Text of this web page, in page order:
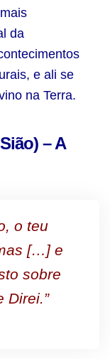
da
e ali se
na Terra.
– A
o teu
[…] e
sobre
Direi.”